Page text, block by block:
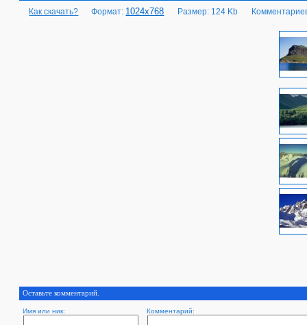
Как скачать? Формат: 1024x768 Размер: 124 Kb
Оставьте комментарий.
Имя или ник: Комментарий: